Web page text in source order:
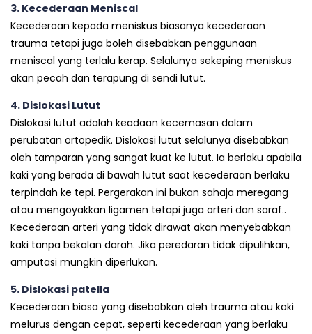
3. Kecederaan Meniscal
Kecederaan kepada meniskus biasanya kecederaan
trauma tetapi juga boleh disebabkan penggunaan
meniscal yang terlalu kerap. Selalunya sekeping meniskus
akan pecah dan terapung di sendi lutut.
4. Dislokasi Lutut
Dislokasi lutut adalah keadaan kecemasan dalam
perubatan ortopedik. Dislokasi lutut selalunya disebabkan
oleh tamparan yang sangat kuat ke lutut. Ia berlaku apabila
kaki yang berada di bawah lutut saat kecederaan berlaku
terpindah ke tepi. Pergerakan ini bukan sahaja meregang
atau mengoyakkan ligamen tetapi juga arteri dan saraf..
Kecederaan arteri yang tidak dirawat akan menyebabkan
kaki tanpa bekalan darah. Jika peredaran tidak dipulihkan,
amputasi mungkin diperlukan.
5. Dislokasi patella
Kecederaan biasa yang disebabkan oleh trauma atau kaki
melurus dengan cepat, seperti kecederaan yang berlaku